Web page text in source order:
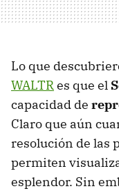
Lo que
WALTRes que el
capacidad de
Claro que aún
resolución de las
permiten
esplendor. Sin